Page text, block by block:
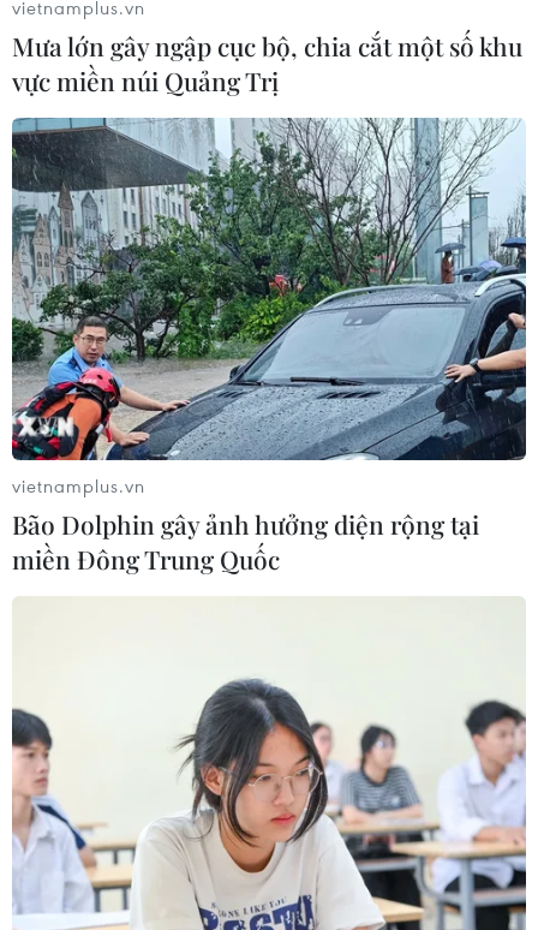
Dịch COVID-19: Thiếu lao động, doanh
nghiệp nỗ lực vượt khó
16/11/2021 03:55
Do thiếu lao động, nhiều công ty hiện đang phải chia
nhỏ các phần việc; đồng thời tổ chức thuê ngoài một số
dịch vụ để đáp ứng yêu cầu về tiến độ và thời gian theo
cam kết với khách hàng.
Các khu công nghiệp ở Đồng Nai thu hút
thêm 46 dự án FDI
17/11/2021 09:14
Chưa hết năm 2021, Đồng Nai thu hút đầu tư đạt 1.198
triệu USD; trong đó, vốn đầu tư FDI là 1.095 triệu USD,
vietnamplus.vn
Mưa lớn gây ngập cục bộ, chia cắt một số khu
vực miền núi Quảng Trị
vietnamplus.vn
Bão Dolphin gây ảnh hưởng diện rộng tại
miền Đông Trung Quốc